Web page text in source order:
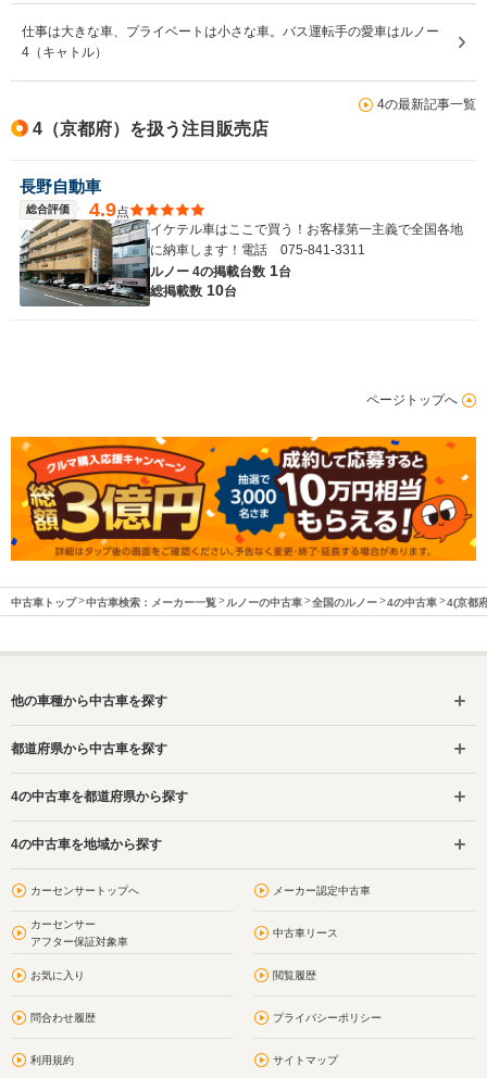
仕事は大きな車、プライベートは小さな車。バス運転手の愛車はルノー
4（キャトル）
4の最新記事一覧
4（京都府）を扱う注目販売店
長野自動車
総合評価 4.9点
イケテル車はここで買う！お客様第一主義で全国各地
に納車します！電話 075-841-3311
ルノー 4の掲載台数 1台
総掲載数 10台
ページトップへ
中古車トップ 中古車検索：メーカー一覧 ルノーの中古車 全国のルノー 4の中古車 4(京都
他の車種から中古車を探す
都道府県から中古車を探す
4の中古車を都道府県から探す
4の中古車を地域から探す
カーセンサートップへ メーカー認定中古車
カーセンサー
アフター保証対象車
中古車リース
お気に入り 閲覧履歴
問合わせ履歴 プライバシーポリシー
利用規約 サイトマップ